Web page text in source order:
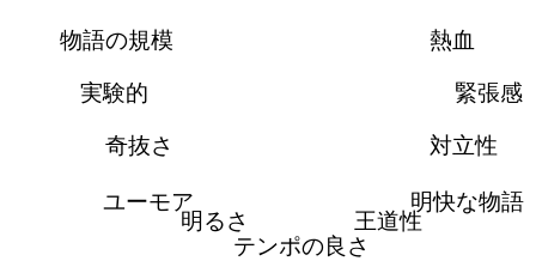
熱血
緊張感
対立性
明快な物語
王道性
テンポの良さ
明るさ
ユーモア
奇抜さ
実験的
物語の規模